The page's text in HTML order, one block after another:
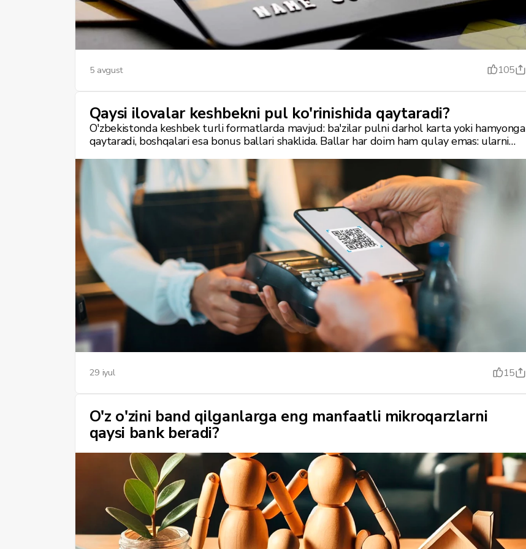
5 avgust 105
Qaysi ilovalar keshbekni pul ko'rinishida qaytaradi?
O'zbekistonda keshbek turli formatlarda mavjud: ba'zilar pulni darhol karta yoki hamyonga
qaytaradi, boshqalari esa bonus ballari shaklida. Ballar har doim ham qulay emas: ularni
29 iyul 15
O'z o'zini band qilganlarga eng manfaatli mikroqarzlarni
qaysi bank beradi?